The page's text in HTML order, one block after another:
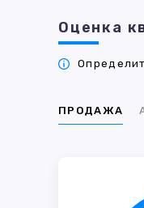
Оценка
ПРОДАЖА